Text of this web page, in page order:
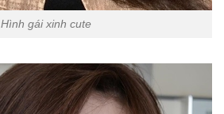
Hình gái xinh cute